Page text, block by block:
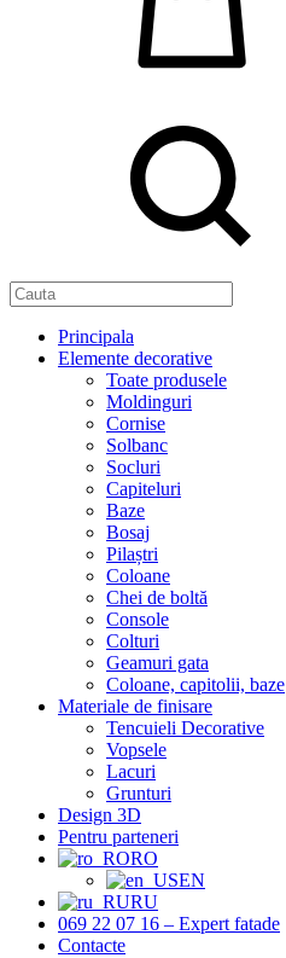
Principala
Elemente decorative
Toate produsele
Moldinguri
Cornise
Solbanc
Socluri
Capiteluri
Baze
Bosaj
Pilaștri
Coloane
Chei de boltă
Console
Colturi
Geamuri gata
Coloane, capitolii, baze
Materiale de finisare
Tencuieli Decorative
Vopsele
Lacuri
Grunturi
Design 3D
Pentru parteneri
RO
EN
RU
069 22 07 16 – Expert fatade
Contacte